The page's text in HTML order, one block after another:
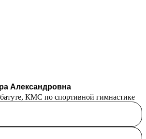
Александровна
КМС по спортивной гимнастике